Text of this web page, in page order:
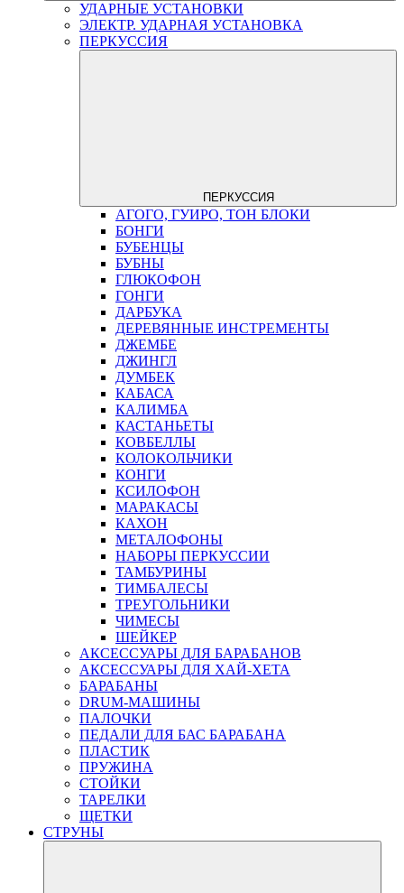
УДАРНЫЕ УСТАНОВКИ
ЭЛЕКТР. УДАРНАЯ УСТАНОВКА
ПЕРКУССИЯ
ПЕРКУССИЯ
АГОГО, ГУИРО, ТОН БЛОКИ
БОНГИ
БУБЕНЦЫ
БУБНЫ
ГЛЮКОФОН
ГОНГИ
ДАРБУКА
ДЕРЕВЯННЫЕ ИНСТРЕМЕНТЫ
ДЖЕМБЕ
ДЖИНГЛ
ДУМБЕК
КАБАСА
КАЛИМБА
КАСТАНЬЕТЫ
КОВБЕЛЛЫ
КОЛОКОЛЬЧИКИ
КОНГИ
КСИЛОФОН
МАРАКАСЫ
КАХОН
МЕТАЛОФОНЫ
НАБОРЫ ПЕРКУССИИ
ТАМБУРИНЫ
ТИМБАЛЕСЫ
ТРЕУГОЛЬНИКИ
ЧИМЕСЫ
ШЕЙКЕР
АКСЕССУАРЫ ДЛЯ БАРАБАНОВ
АКСЕССУАРЫ ДЛЯ ХАЙ-ХЕТА
БАРАБАНЫ
DRUM-МАШИНЫ
ПАЛОЧКИ
ПЕДАЛИ ДЛЯ БАС БАРАБАНА
ПЛАСТИК
ПРУЖИНА
СТОЙКИ
ТАРЕЛКИ
ЩЕТКИ
СТРУНЫ